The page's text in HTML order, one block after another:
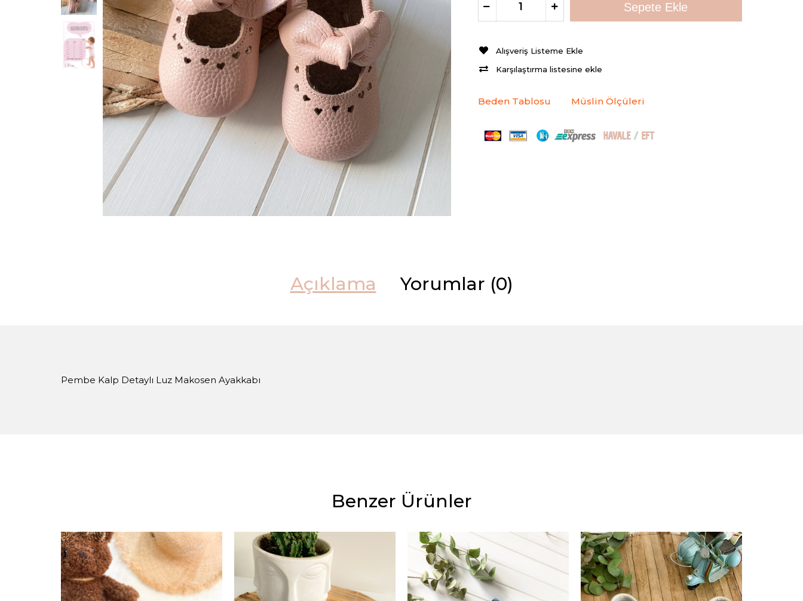
Alışveriş Listeme Ekle
Karşılaştırma listesine ekle
Beden Tablosu Müslin Ölçüleri
Açıklama Yorumlar (0)
Pembe Kalp Detaylı Luz Makosen Ayakkabı
Benzer Ürünler